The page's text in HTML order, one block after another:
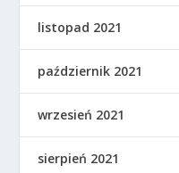
listopad 2021
październik 2021
wrzesień 2021
sierpień 2021